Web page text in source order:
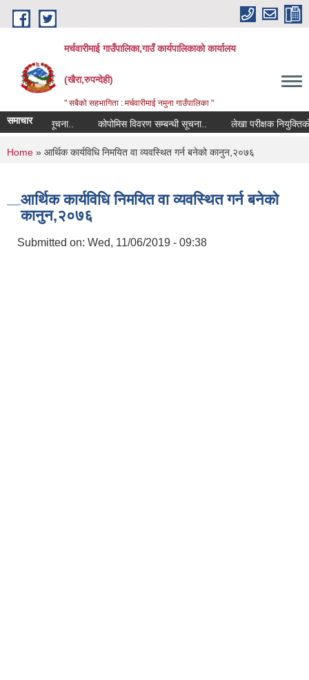
Skip to main content
मर्चवारीमाई गाउँपालिका,गाउँ कार्यपालिकाको कार्यालय
(खैरा,रुपन्देही)
" सबैको सहभागिता : मर्चवारीमाई नमुना गाउँपालिका "
समाचार
सम्बन्धी सूचना.. कोपोमिस विवरण सम्बन्धी सूचना.. लेखा परीक्षक नियुक्तिको
You are here
Home » आर्थिक कार्यविधि निमयित वा व्यवस्थित गर्न बनेको कानुन,२०७६
आर्थिक कार्यविधि निमयित वा व्यवस्थित गर्न बनेको
कानुन,२०७६
Submitted on: Wed, 11/06/2019 - 09:38